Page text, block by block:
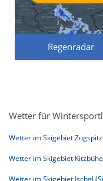
Regenradar
Wetter für
Wetter im Skigebiet
Wetter im Skigebiet
Wetter im Skigebiet Ischgl